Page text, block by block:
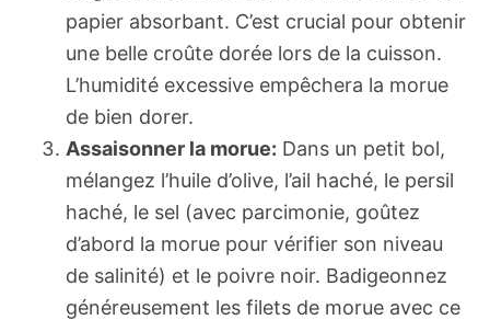
papier absorbant. C’est crucial pour obtenir
une belle croûte dorée lors de la cuisson.
L’humidité excessive empêchera la morue
de bien dorer.
Assaisonner la morue: Dans un petit bol,
mélangez l’huile d’olive, l’ail haché, le persil
haché, le sel (avec parcimonie, goûtez
d’abord la morue pour vérifier son niveau
de salinité) et le poivre noir. Badigeonnez
généreusement les filets de morue avec ce